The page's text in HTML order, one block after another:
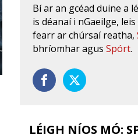
Bí ar an gcéad duine a
is déanaí i nGaeilge,
fearr ar chúrsaí reatha,
bhríomhar agusSpórt.
LÉIGH NÍOS MÓ: